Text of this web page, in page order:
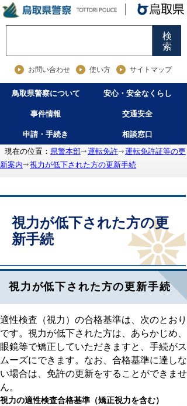
検
索
お問い合わせ 使い方 サイトマップ
鳥取県警察について 安心・安全なくらし
事件情報 交通安全
申請・手続き
相談窓口
現在の位置： 県警本部 運転免許
運転免許証等の更
新案内
視力が低下された方の更新手続
視力が低下された方の更
新手続
視力が低下された方の更新手続
適性検査（視力）の合格基準は、次のとおり
です。視力が低下された方は、あらかじめ、
眼鏡等で矯正していただきますと、手続がス
ムーズにできます。なお、合格基準に達しな
い場合は、免許の更新をすることができませ
ん。
視力の適性検査合格基準（矯正視力を含む）